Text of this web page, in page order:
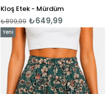
Kloş Etek - Mürdüm
₺649,99
₺899,99
Yeni